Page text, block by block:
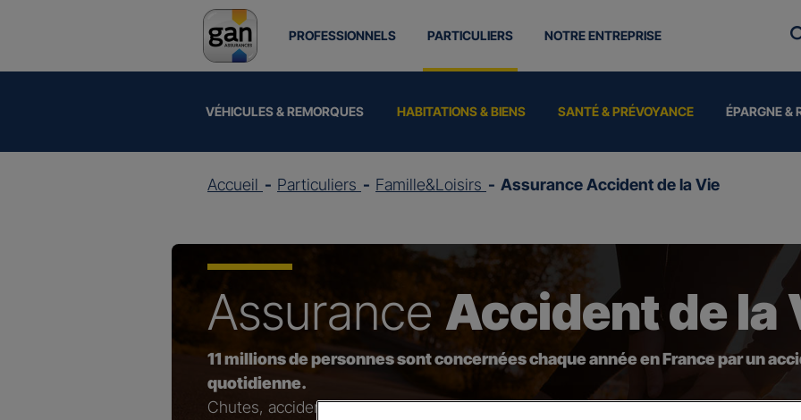
PROFESSIONNELS PARTICULIERS
VÉHICULES & REMORQUES HABITATIONS & BIENS SANTÉ & PRÉVOYANCE ÉPARGNE &
NOTRE ENTREPRISE
Accueil Particuliers Famille&Loisirs Assurance Accident de la Vie
AssuranceAccident de la
11 millions de personnes sont concernées chaque année en France par un
quotidienne.
Chutes, accidents de bricolage ou agressions par exemple peuvent avoir de